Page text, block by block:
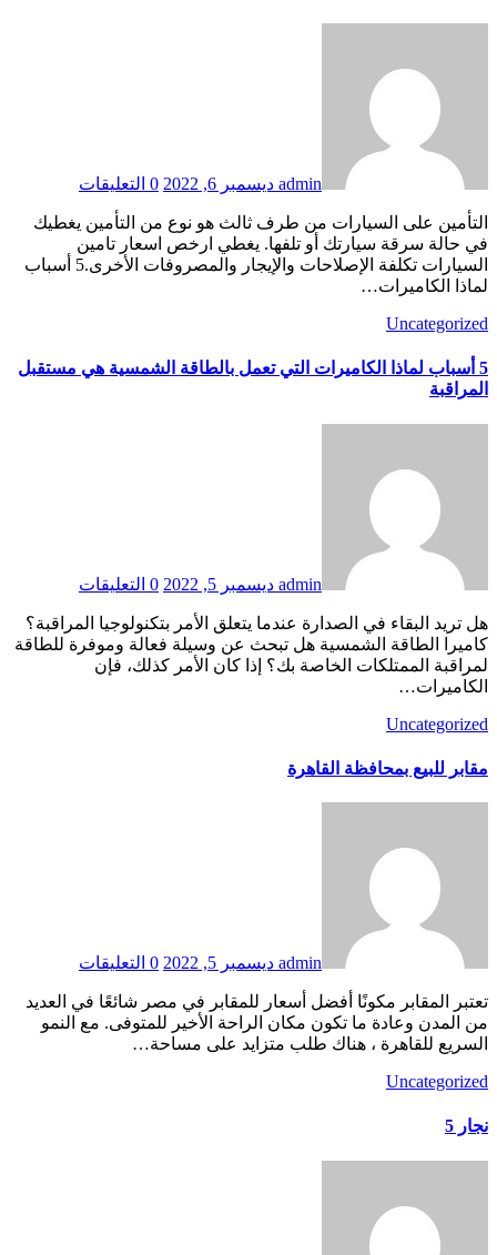
admin ديسمبر 6, 2022 0 التعليقات
في حالة سرقة سيارتك أو تلفها. يغطي ارخص اسعار تامين
السيارات تكلفة الإصلاحات والإيجار والمصروفات الأخرى.5 أسباب
لماذا الكاميرات…
Uncategorized
5 أسباب لماذا الكاميرات التي تعمل بالطاقة الشمسية هي مستقبل
المراقبة
admin ديسمبر 5, 2022 0 التعليقات
هل تريد البقاء في الصدارة عندما يتعلق الأمر بتكنولوجيا المراقبة؟
كاميرا الطاقة الشمسية هل تبحث عن وسيلة فعالة وموفرة للطاقة
لمراقبة الممتلكات الخاصة بك؟ إذا كان الأمر كذلك، فإن
الكاميرات…
Uncategorized
مقابر للبيع بمحافظة القاهرة
admin ديسمبر 5, 2022 0 التعليقات
تعتبر المقابر مكونًا أفضل أسعار للمقابر في مصر شائعًا في العديد
من المدن وعادة ما تكون مكان الراحة الأخير للمتوفى. مع النمو
السريع للقاهرة ، هناك طلب متزايد على مساحة…
Uncategorized
نجار 5